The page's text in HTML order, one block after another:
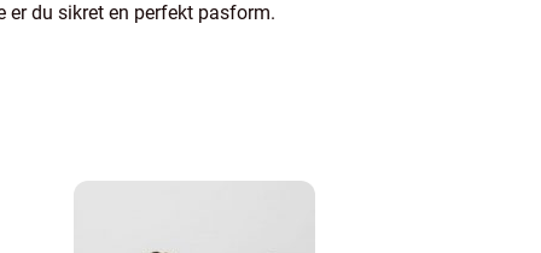
er du sikret en perfekt pasform.